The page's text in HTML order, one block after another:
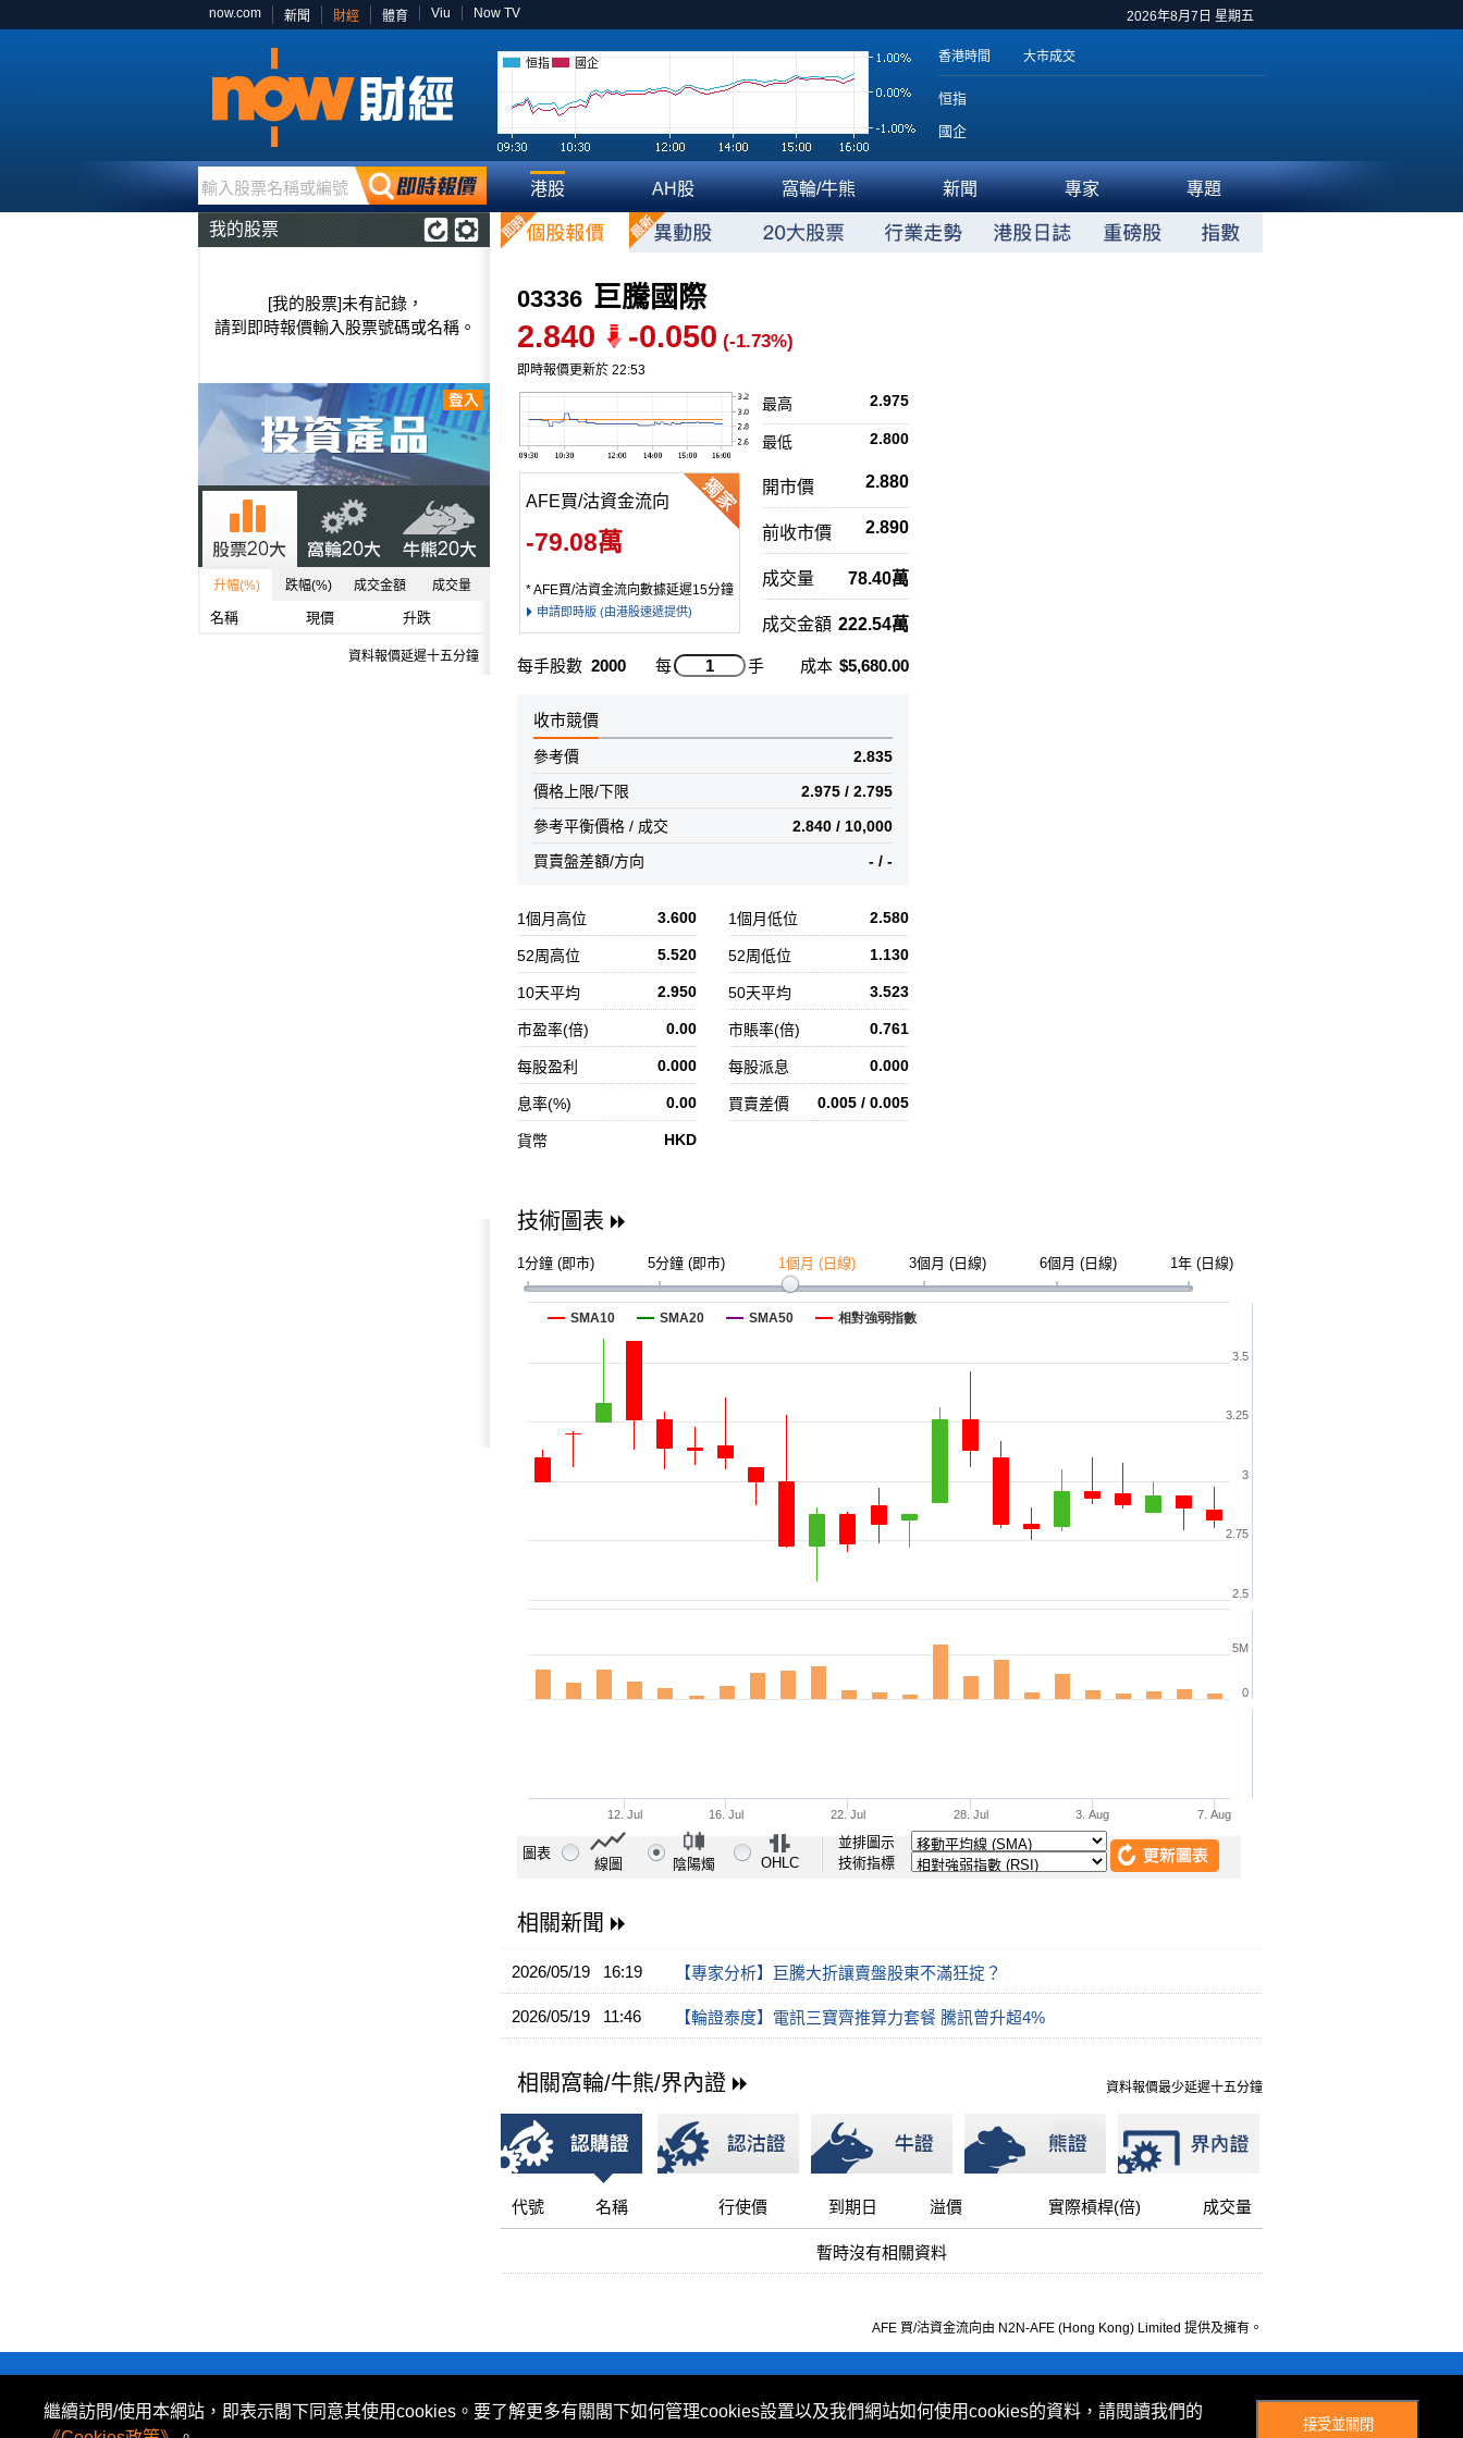
2026年8月7日 星期五
now.com 新聞 財經 體育 Viu Now TV
恒指 國企 香港時間 大市成交
恒指
國企
輸入股票名稱或編號 港股 AH股 窩輪/牛熊 新聞 專家 專題
我的股票
[我的股票]未有記錄，
請到即時報價輸入股票號碼或名稱。
升幅(%) 跌幅(%) 成交金額 成交量
名稱 現價 升跌
資料報價延遲十五分鐘
03336 巨騰國際
2.840 -0.050 (-1.73%)
即時報價更新於 22:53
2.975
最高
2.800
最低
AFE買/沽資金流向
-79.08萬
* AFE買/沽資金流向數據延遲15分鐘
申請即時版 (由港股速遞提供)
開市價 2.880
前收市價 2.890
成交量 78.40萬
成交金額 222.54萬
每手股數 2000 每 手 成本 $5,680.00
收市競價
2.835
參考價
2.975 / 2.795
價格上限/下限
2.840 / 10,000
參考平衡價格 / 成交
- / -
買賣盤差額/方向
1個月高位 3.600 1個月低位 2.580
52周高位 5.520 52周低位 1.130
10天平均 2.950 50天平均 3.523
市盈率(倍) 0.00 市賬率(倍) 0.761
每股盈利 0.000 每股派息 0.000
息率(%) 0.00 買賣差價 0.005 / 0.005
貨幣 HKD
技術圖表
1分鐘 (即市) 5分鐘 (即市) 1個月 (日線) 3個月 (日線) 6個月 (日線) 1年 (日線)
圖表
線圖 陰陽燭 OHLC
並排圖示
技術指標
相關新聞
2026/05/19 16:19 【專家分析】巨騰大折讓賣盤股東不滿狂掟？
2026/05/19 11:46 【輪證泰度】電訊三寶齊推算力套餐 騰訊曾升超4%
資料報價最少延遲十五分鐘
相關窩輪/牛熊/界內證
代號 名稱 行使價 到期日 溢價 實際槓桿(倍) 成交量
暫時沒有相關資料
AFE 買/沽資金流向由 N2N-AFE (Hong Kong) Limited 提供及擁有。
繼續訪問/使用本網站，即表示閣下同意其使用cookies。要了解更多有關閣下如何管理cookies設置以及我們網站如何使用cookies的資料，請閱讀我們的
接受並關閉
所有資料或訊息僅作為參考之用。股票報價由 N2N-AFE (Hong Kong) Limited 提供。